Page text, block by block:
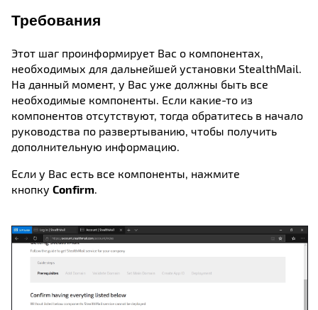
Требования
Этот шаг проинформирует Вас о компонентах,
необходимых для дальнейшей установки StealthMail.
На данный момент, у Вас уже должны быть все
необходимые компоненты. Если какие-то из
компонентов отсутствуют, тогда обратитесь в начало
руководства по развертыванию, чтобы получить
дополнительную информацию.
Если у Вас есть все компоненты, нажмите
кнопку Confirm.